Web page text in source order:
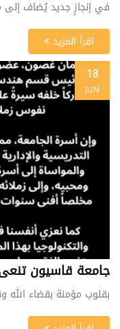
في إنجازٍ جديد يُضاف
اقرأ المزيد
18
JUN
جامعة قاسيون
بقلوب مؤمنة بقضاء الله